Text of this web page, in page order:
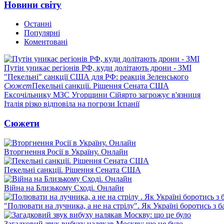
Новини світу
Останні
Популярні
Коментовані
Путін уникає регіонів РФ, куди долітають дрони - ЗМІ
"Пекельні" санкції США для РФ: реакція Зеленського
СюжетПекельні санкції. Рішення Сената США
Ексочільнику МЗС Угорщини Сійярто загрожує в'язниця
Італія різко відповіла на погрози Іспанії
Сюжети
Вторгнення Росії в Україну. Онлайн
Пекельні санкції. Рішення Сената США
Війна на Близькому Сході. Онлайн
"Полювати на лучника, а не на стрілу". Як Україні боротись з